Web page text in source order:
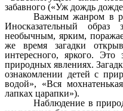
забавного («Уж дождь
Важным жанром в
Иносказательный образ
необычным, ярким,
же время загадки
интересного, яркого. Это
природных явлениях.
ознакомлении детей с
водой», «Вся
лапках царапки»).
Наблюдение в